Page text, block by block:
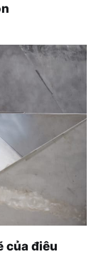
của điêu